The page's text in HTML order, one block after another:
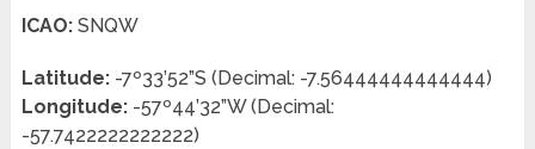
ICAO:SNQW
Latitude:-7º33’52”S (Decimal: -7.56444444444444)
Longitude:-57º44’32”W (Decimal:
-57.7422222222222)